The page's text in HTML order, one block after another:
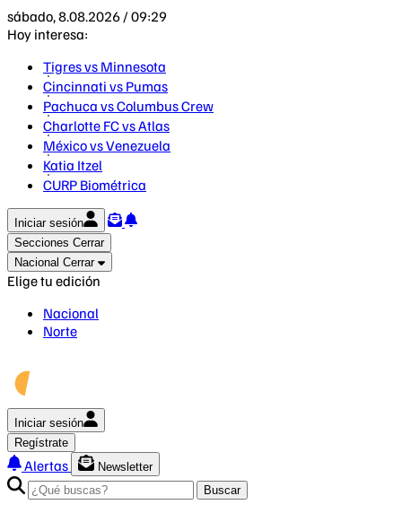
sábado, 8.08.2026 / 09:29
Hoy interesa:
Tigres vs Minnesota
Cincinnati vs Pumas
Pachuca vs Columbus Crew
Charlotte FC vs Atlas
México vs Venezuela
Katia Itzel
CURP Biométrica
Iniciar sesión
Secciones Cerrar
Nacional Cerrar
Elige tu edición
Nacional
Norte
Iniciar sesión
Regístrate
Alertas
Newsletter
Buscar